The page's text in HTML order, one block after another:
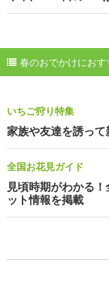
春のおでかけにおす
いちご狩り特集
家族や友達を誘っ
全国お花見ガイド
見頃時期がわかる
ット情報を掲載